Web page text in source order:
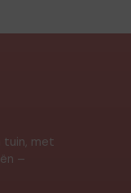
tuin, met
–